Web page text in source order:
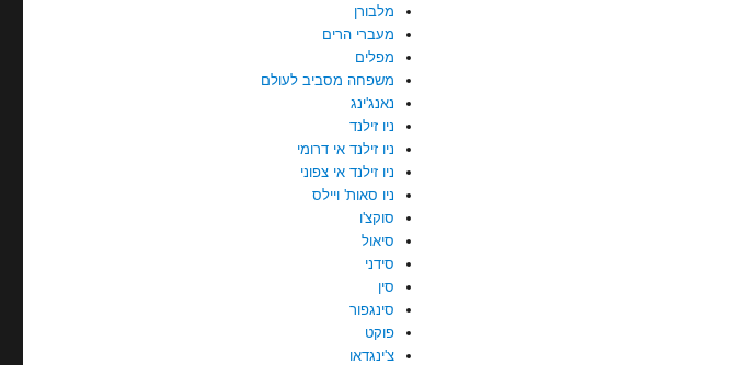
מלבורן
מעברי הרים
מפלים
משפחה מסביב לעולם
נאנג'ינג
ניו זילנד
ניו זילנד אי דרומי
ניו זילנד אי צפוני
ניו סאות' ויילס
סוקצ'ו
סיאול
סידני
סין
סינגפור
פוקט
צ'ינגדאו